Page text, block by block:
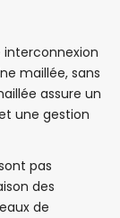
maillée, sans
assure un
une gestion
pas
des
de